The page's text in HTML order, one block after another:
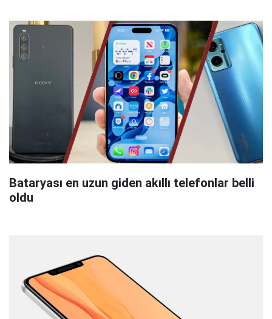
Bataryası en uzun giden akıllı telefonlar belli
oldu